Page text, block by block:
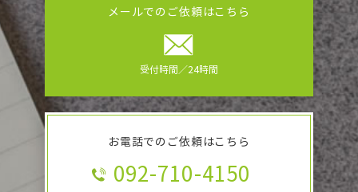
メールでのご依頼はこちら
受付時間／24時間
お電話でのご依頼はこちら
092-710-4150